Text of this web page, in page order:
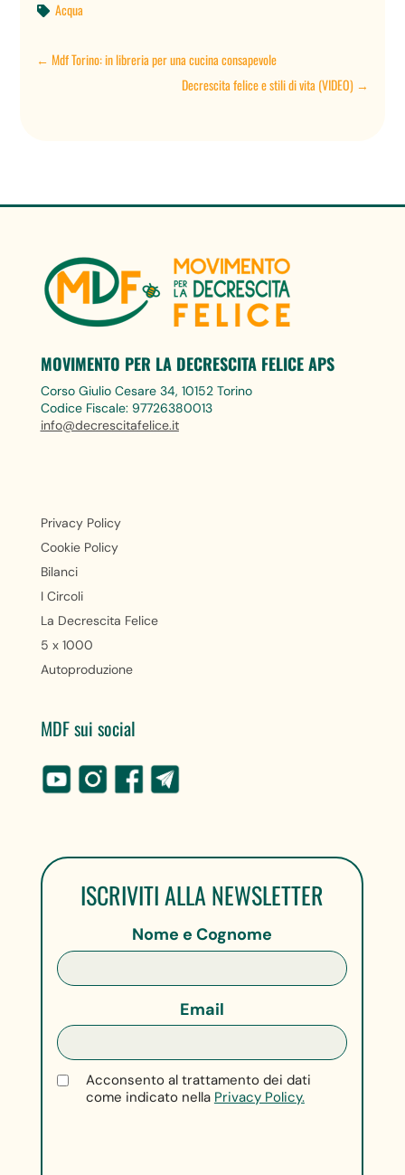
 Acqua
←Mdf Torino: in libreria per una cucina consapevole
Decrescita felice e stili di vita (VIDEO)→
MOVIMENTO PER LA DECRESCITA FELICE APS
Corso Giulio Cesare 34, 10152 Torino
Codice Fiscale: 97726380013
info@decrescitafelice.it
Privacy Policy
Cookie Policy
Bilanci
I Circoli
La Decrescita Felice
5 x 1000
Autoproduzione
MDF sui social
ISCRIVITI ALLA NEWSLETTER
Nome e Cognome
Email
Acconsento al trattamento dei dati
come indicato nella Privacy Policy.